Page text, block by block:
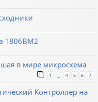
1806ВМ2
в мире микросхема
1 … 4 5 6 7
Контроллер на